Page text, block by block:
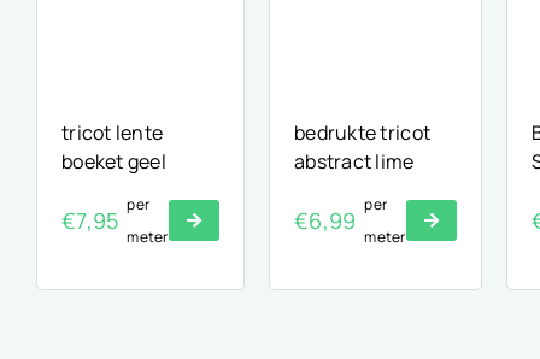
tricot lente
boeket geel
€7,95
per
meter
bedrukte tricot
abstract lime
€6,99
per
meter